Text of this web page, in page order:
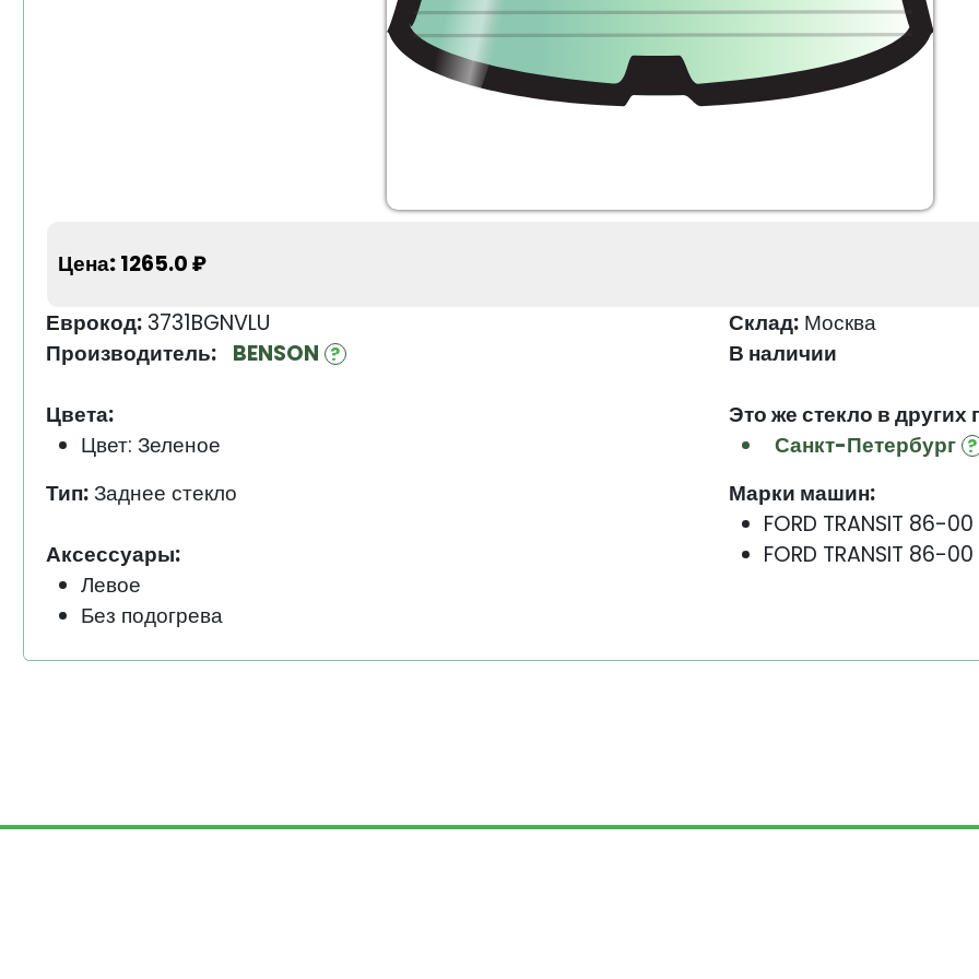
Цена:1265.0 ₽
Еврокод:3731BGNVLU
Производитель:
BENSON
Цвета:
Цвет: Зеленое
Тип:Заднее стекло
Аксессуары:
Левое
Без подогрева
Склад:Москва
В наличии
Это же стекло в других
Санкт-Петербург
Марки машин:
FORD TRANSIT 86-
FORD TRANSIT 86-